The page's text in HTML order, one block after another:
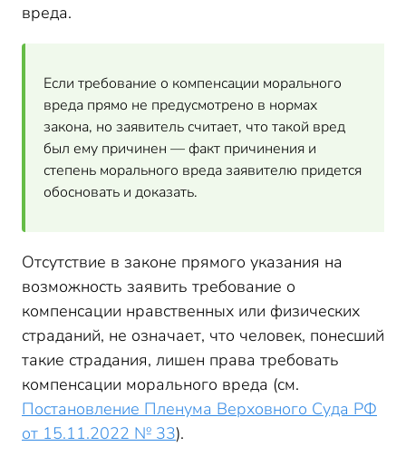
вреда.
Если требование о компенсации морального
вреда прямо не предусмотрено в нормах
закона, но заявитель считает, что такой вред
был ему причинен — факт причинения и
степень морального вреда заявителю придется
обосновать и доказать.
Отсутствие в законе прямого указания на
возможность заявить требование о
компенсации нравственных или физических
страданий, не означает, что человек, понесший
такие страдания, лишен права требовать
компенсации морального вреда (см.
Постановление Пленума Верховного Суда РФ
от 15.11.2022 № 33).